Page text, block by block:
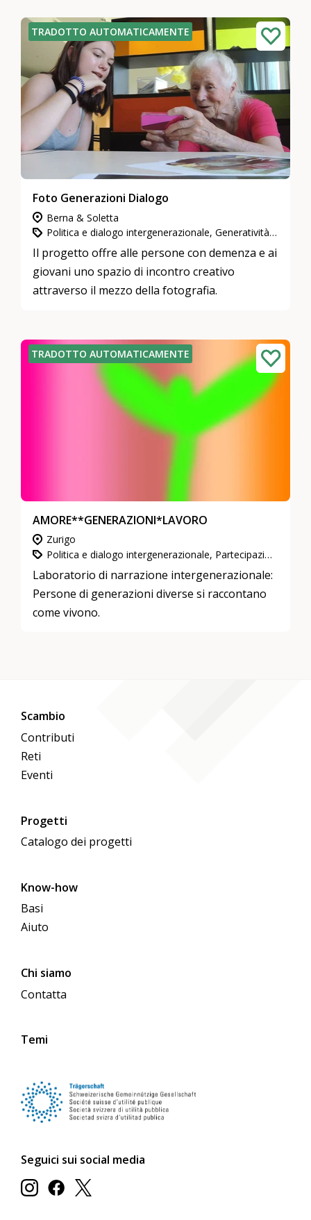
TRADOTTO AUTOMATICAMENTE
Foto Generazioni Dialogo
Berna & Soletta
Politica e dialogo intergenerazionale, Generatività e storia, Cultura e arte
Il progetto offre alle persone con demenza e ai
giovani uno spazio di incontro creativo
attraverso il mezzo della fotografia.
TRADOTTO AUTOMATICAMENTE
AMORE**GENERAZIONI*LAVORO
Zurigo
Politica e dialogo intergenerazionale, Partecipazione, integrazione e inclusione, Cultura e arte
Laboratorio di narrazione intergenerazionale:
Persone di generazioni diverse si raccontano
come vivono.
Scambio
Contributi
Reti
Eventi
Progetti
Catalogo dei progetti
Know-how
Basi
Aiuto
Chi siamo
Contatta
Temi
Seguici sui social media